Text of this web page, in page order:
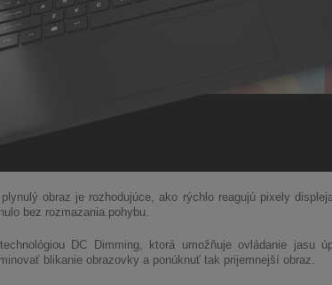
obraz je rozhodujúce, ako rýchlo reagujú pixely
bez rozmazania pohybu.
DC Dimming, ktorá umožňuje ovládanie jasu
blikanie obrazovky a ponúknuť tak prijemnejší obraz.